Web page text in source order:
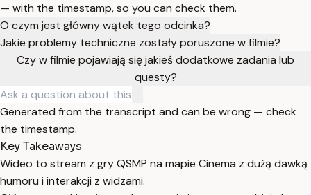
— with the timestamp, so you can check them.
O czym jest główny wątek tego odcinka?
Jakie problemy techniczne zostały poruszone w filmie?
Czy w filmie pojawiają się jakieś dodatkowe zadania lub
questy?
Generated from the transcript and can be wrong — check
the timestamp.
Key Takeaways
Wideo to stream z gry QSMP na mapie Cinema z dużą dawką
humoru i interakcji z widzami.